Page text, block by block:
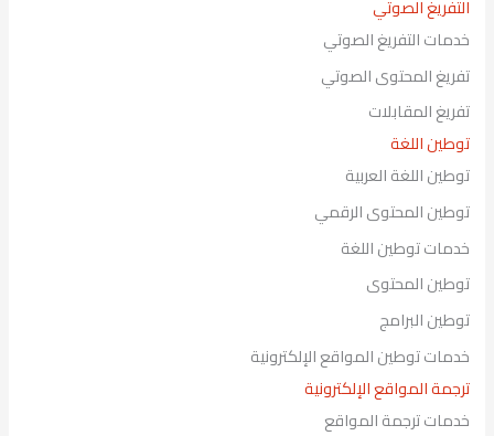
التفريغ الصوتي
خدمات التفريغ الصوتي
تفريغ المحتوى الصوتي
تفريغ المقابلات
توطين اللغة
توطين اللغة العربية
توطين المحتوى الرقمي
خدمات توطين اللغة
توطين المحتوى
توطين البرامج
خدمات توطين المواقع الإلكترونية
ترجمة المواقع الإلكترونية
خدمات ترجمة المواقع